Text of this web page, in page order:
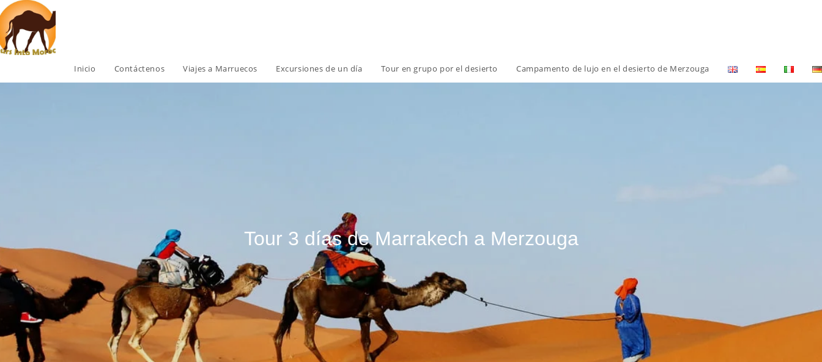
Inicio Contáctenos Viajes a Marruecos Excursiones de un día Tour en grupo por el desierto Campamento de lujo en el desierto de Merzouga
Tour 3 días de Marrakech a Merzouga